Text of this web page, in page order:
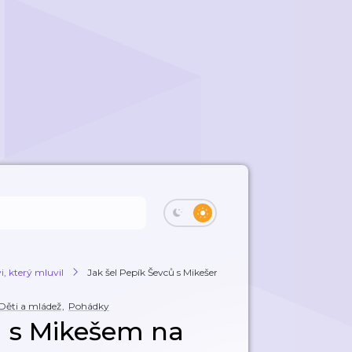
který mluvil Jak šel Pepík Ševců s Mikešem na hrušky
a mládež, Pohádky
s Mikešem na